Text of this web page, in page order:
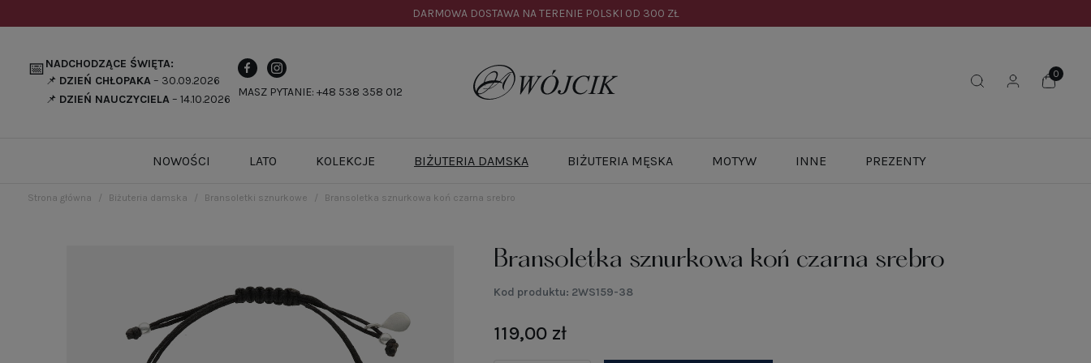
DARMOWA DOSTAWA NA TERENIE POLSKI OD 300 ZŁ
📅NADCHODZĄCE ŚWIĘTA:
📌 DZIEŃ CHŁOPAKA– 30.09.2026
📌 DZIEŃ NAUCZYCIELA– 14.10.2026
MASZ PYTANIE: +48 538 358 012
NOWOŚCI LATO KOLEKCJE BIŻUTERIA DAMSKA BIŻUTERIA MĘSKA MOTYW INNE PREZENTY
Strona główna Biżuteria damska Bransoletki sznurkowe Bransoletka sznurkowa koń czarna srebro
Bransoletka sznurkowa koń czarna srebro
Kod produktu: 2WS159-38
119,00 zł